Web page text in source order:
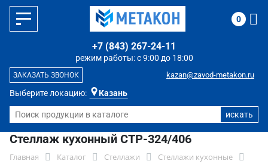
Выберите локацию: Казань
режим работы: с 9:00 до 18:00
+7 (843) 267-24-11
kazan@zavod-metakon.ru
ЗАКАЗАТЬ ЗВОНОК
0
Стеллаж кухонный СТР-324/406
Главная Каталог Стеллажи
Стеллажи кухонные